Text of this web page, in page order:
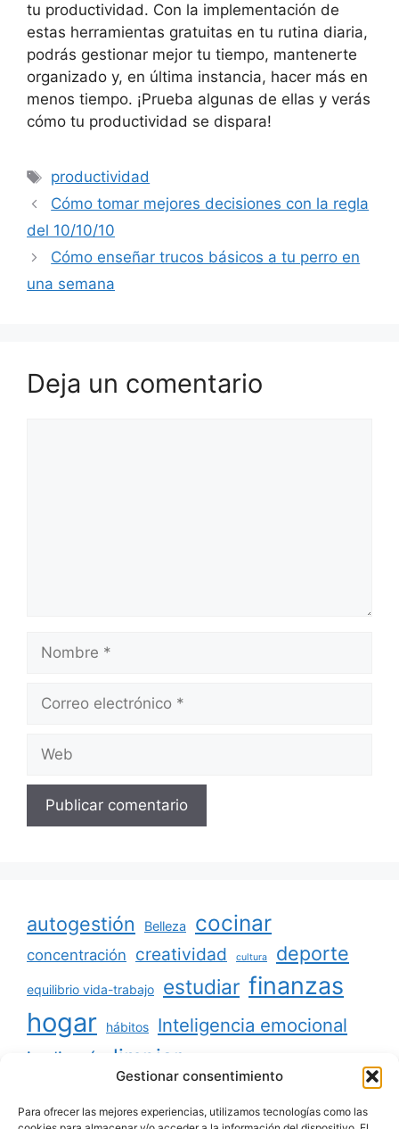
Gestionar consentimiento
Para ofrecer las mejores experiencias, utilizamos tecnologías como las
tu productividad. Con la implementación de
estas herramientas gratuitas en tu rutina diaria,
podrás gestionar mejor tu tiempo, mantenerte
organizado y, en última instancia, hacer más en
menos tiempo. ¡Prueba algunas de ellas y verás
cómo tu productividad se dispara!
Etiquetas
productividad
Cómo tomar mejores decisiones con la regla
del 10/10/10
Cómo enseñar trucos básicos a tu perro en
una semana
Deja un comentario
Nombre
Correo
Web
autogestión Belleza cocinar
concentración creatividad cultura deporte
equilibrio vida-trabajo estudiar finanzas
hogar hábitos Inteligencia emocional
jardinería limpiar
minimalismo niños
ordenar organizar productividad